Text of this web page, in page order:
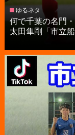
ゆるネタ
何で千葉の名門
太田隼剛「市立